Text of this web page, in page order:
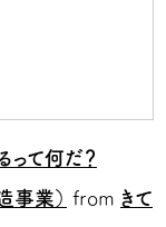
て何だ？
事業） from きて